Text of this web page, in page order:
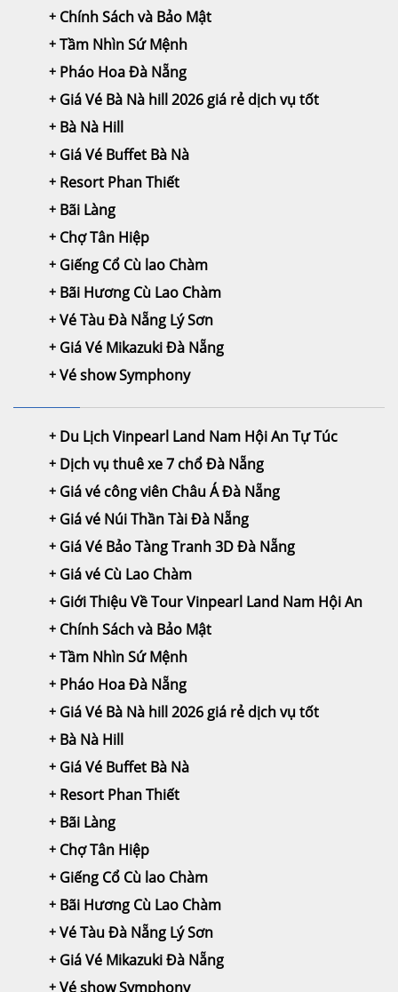
Chính Sách và Bảo Mật
Tầm Nhìn Sứ Mệnh
Pháo Hoa Đà Nẵng
Giá Vé Bà Nà hill 2026 giá rẻ dịch vụ tốt
Bà Nà Hill
Giá Vé Buffet Bà Nà
Resort Phan Thiết
Bãi Làng
Chợ Tân Hiệp
Giếng Cổ Cù lao Chàm
Bãi Hương Cù Lao Chàm
Vé Tàu Đà Nẵng Lý Sơn
Giá Vé Mikazuki Đà Nẵng
Vé show Symphony
Du Lịch Vinpearl Land Nam Hội An Tự Túc
Dịch vụ thuê xe 7 chổ Đà Nẵng
Giá vé công viên Châu Á Đà Nẵng
Giá vé Núi Thần Tài Đà Nẵng
Giá Vé Bảo Tàng Tranh 3D Đà Nẵng
Giá vé Cù Lao Chàm
Giới Thiệu Về Tour Vinpearl Land Nam Hội An
Chính Sách và Bảo Mật
Tầm Nhìn Sứ Mệnh
Pháo Hoa Đà Nẵng
Giá Vé Bà Nà hill 2026 giá rẻ dịch vụ tốt
Bà Nà Hill
Giá Vé Buffet Bà Nà
Resort Phan Thiết
Bãi Làng
Chợ Tân Hiệp
Giếng Cổ Cù lao Chàm
Bãi Hương Cù Lao Chàm
Vé Tàu Đà Nẵng Lý Sơn
Giá Vé Mikazuki Đà Nẵng
Vé show Symphony